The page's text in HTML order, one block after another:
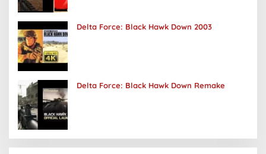
Delta Force: Black Hawk Down 2003
Delta Force: Black Hawk Down Remake